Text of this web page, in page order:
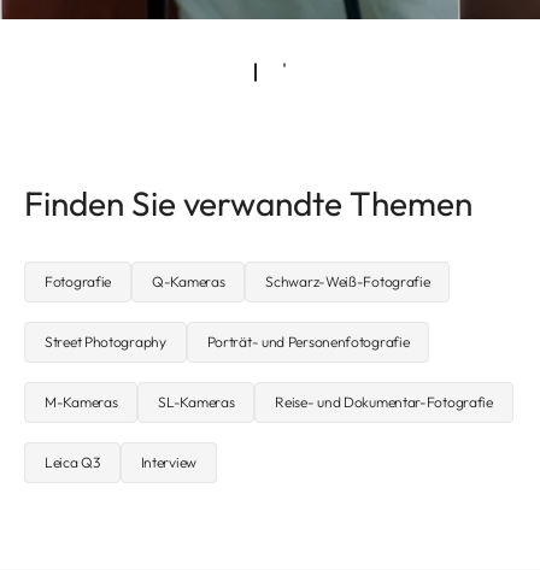
Finden Sie verwandte Themen
Fotografie Q-Kameras Schwarz-Weiß-Fotografie
Street Photography Porträt- und Personenfotografie
M-Kameras SL-Kameras Reise- und Dokumentar-Fotografie
Leica Q3 Interview